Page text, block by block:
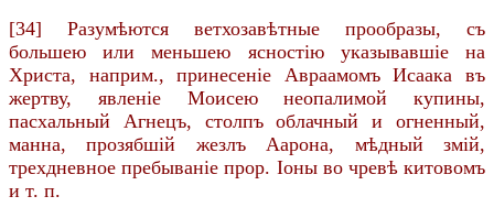
[34] Разумѣются ветхозавѣтные прообразы, съ
большею или меньшею ясностію указывавшіе на
Христа, наприм., принесеніе Авраамомъ Исаака въ
жертву, явленіе Моисею неопалимой купины,
пасхальный Агнецъ, столпъ облачный и огненный,
манна, прозябшій жезлъ Аарона, мѣдный змій,
трехдневное пребываніе прор. Іоны во чревѣ китовомъ
и т. п.